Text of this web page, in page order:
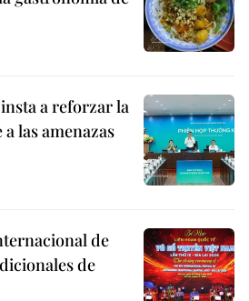
a reforzar la
las amenazas
de
de